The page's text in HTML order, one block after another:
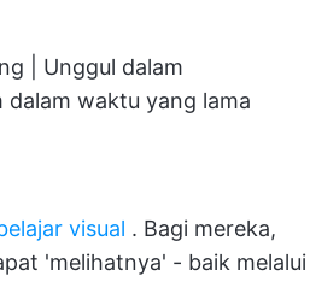
| Unggul dalam
dalam waktu yang lama
visual . Bagi mereka,
'melihatnya' - baik melalui